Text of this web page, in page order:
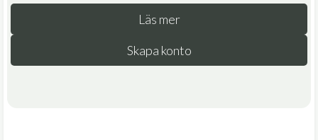
Läs mer
Skapa konto